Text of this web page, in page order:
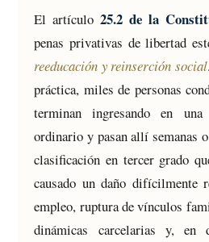
El artículo25.2 de la
penas privativas de libertad
reeducación y reinserción social
práctica, miles de personas
terminan ingresando en
ordinario y pasan allí semanas
clasificación en tercer grado
causado un daño difícilmente
empleo, ruptura de vínculos
dinámicas carcelarias y,